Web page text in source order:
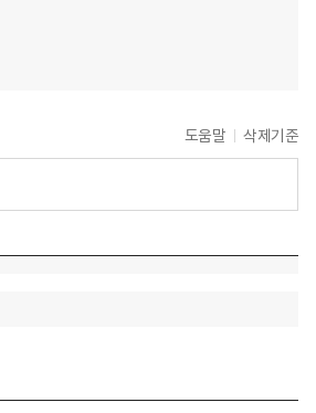
도움말 삭제기준